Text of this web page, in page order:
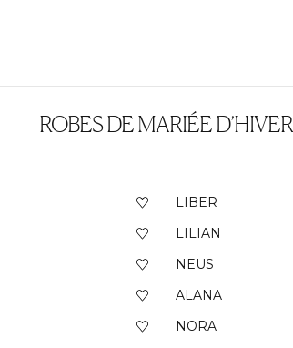
ROBES DE MARIÉE D’HIVER
LIBER
LILIAN
NEUS
ALANA
NORA